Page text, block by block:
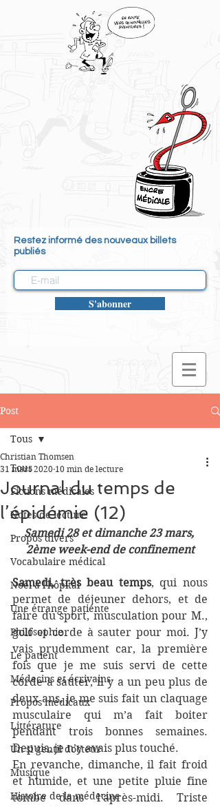
Restez informé des nouveaux billets
publiés
S'abonner
Post
Tous
Fictions médicales
Notes de lecture
Propos divers
Vocabulaire médical
Noël à l'hôpital
Une étrange patiente
Philosophie
Le patient
Médecins et écrivains
Propos médicaux
Littérature
Un si gentil docteur
Musique
Histoire de la médecine
Tous
Journal du temps de
l’épidémie (12)
Christian Thomsen
31 mars 2020 10 min de lecture
Samedi 28 et dimanche 23 mars,
2ème week-end de confinement
Samedi, très beau temps, qui nous
permet de déjeuner dehors, et de
faire du sport, musculation pour M.,
golf et corde à sauter pour moi. J’y
vais prudemment car, la première
fois que je me suis servi de cette
corde à sauter, il y a un peu plus de
deux ans, je me suis fait un claquage
musculaire qui m’a fait boiter
pendant trois bonnes semaines.
Depuis, je n’y avais plus touché.
En revanche, dimanche, il fait froid
et humide, et une petite pluie fine
tombe dans l’après-midi. Triste